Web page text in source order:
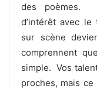
des poèmes.
d’intérêt avec
sur scène
comprennent
simple. Vos
proches, mais ce